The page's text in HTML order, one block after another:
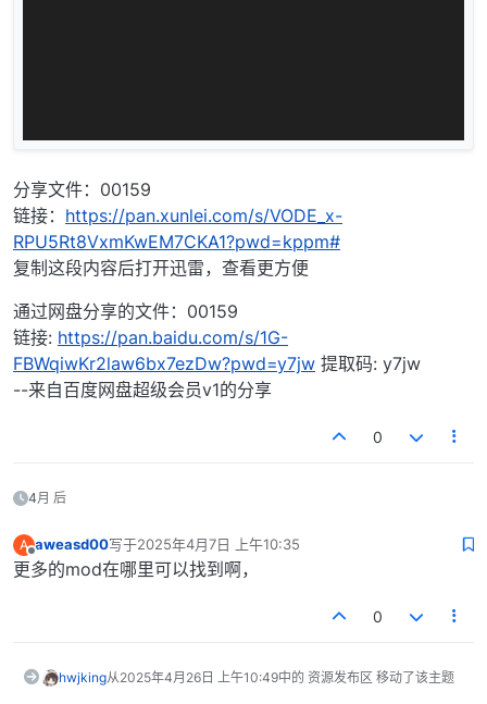
分享文件：00159
链接： https://pan.xunlei.com/s/VODE_x-
RPU5Rt8VxmKwEM7CKA1?pwd=kppm#
复制这段内容后打开迅雷，查看更方便
通过网盘分享的文件：00159
链接: https://pan.baidu.com/s/1G-
FBWqiwKr2law6bx7ezDw?pwd=y7jw 提取码: y7jw
--来自百度网盘超级会员v1的分享
0
4月 后
A
离线
aweasd00写于2025年4月7日 上午10:35
最后由 编辑
更多的mod在哪里可以找到啊，
0
hwjking从2025年4月26日 上午10:49中的 资源发布区 移动了该主题